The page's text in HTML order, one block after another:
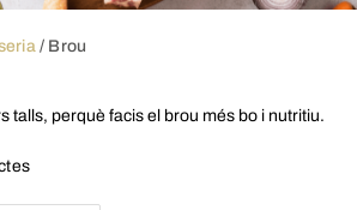
/ Brou
talls, perquè facis el brou més bo i nutritiu.